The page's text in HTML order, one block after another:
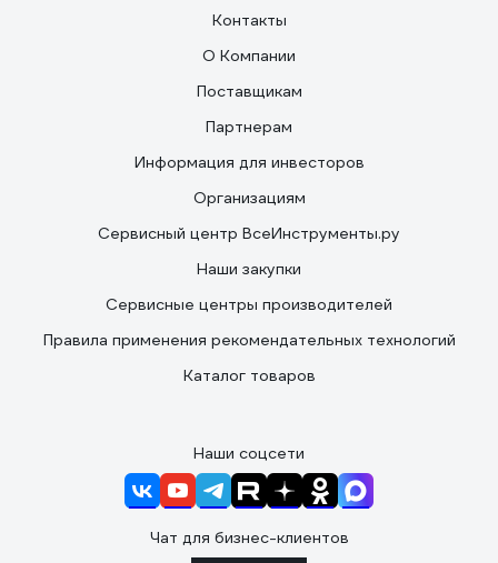
Контакты
О Компании
Поставщикам
Партнерам
Информация для инвесторов
Организациям
Сервисный центр ВсеИнструменты.ру
Наши закупки
Сервисные центры производителей
Правила применения рекомендательных технологий
Каталог товаров
Наши соцсети
Чат для бизнес-клиентов